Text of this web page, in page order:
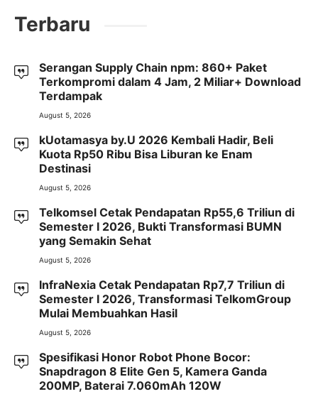
Terbaru
Serangan Supply Chain npm: 860+ Paket
Terkompromi dalam 4 Jam, 2 Miliar+ Download
Terdampak
August 5, 2026
kUotamasya by.U 2026 Kembali Hadir, Beli
Kuota Rp50 Ribu Bisa Liburan ke Enam
Destinasi
August 5, 2026
Telkomsel Cetak Pendapatan Rp55,6 Triliun di
Semester I 2026, Bukti Transformasi BUMN
yang Semakin Sehat
August 5, 2026
InfraNexia Cetak Pendapatan Rp7,7 Triliun di
Semester I 2026, Transformasi TelkomGroup
Mulai Membuahkan Hasil
August 5, 2026
Spesifikasi Honor Robot Phone Bocor:
Snapdragon 8 Elite Gen 5, Kamera Ganda
200MP, Baterai 7.060mAh 120W